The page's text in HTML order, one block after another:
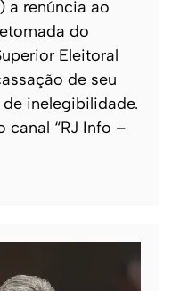
a renúncia ao
do
Eleitoral
de seu
inelegibilidade.
canal “RJ Info –